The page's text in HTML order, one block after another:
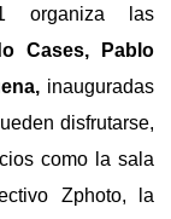
organiza las
Cases, Pablo
inauguradas
disfrutarse,
como la sala
Zphoto, la